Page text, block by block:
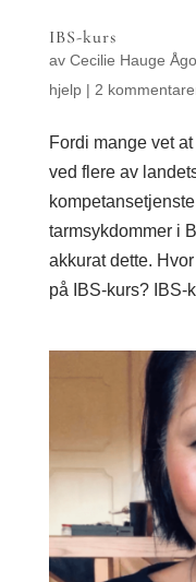
IBS-kurs
av Cecilie Hauge
hjelp| 2
Fordi mange vet
ved flere av
tarmsykdommer i
akkurat dette.
på IBS-kurs? IBS-